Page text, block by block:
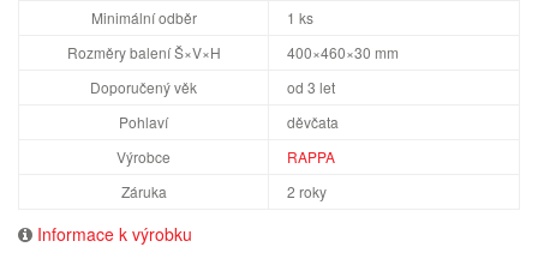
Minimální odběr
1 ks
Rozměry balení Š×V×H
400×460×30 mm
Doporučený věk
od 3 let
Pohlaví
děvčata
Výrobce
RAPPA
Záruka
2 roky
Informace k výrobku